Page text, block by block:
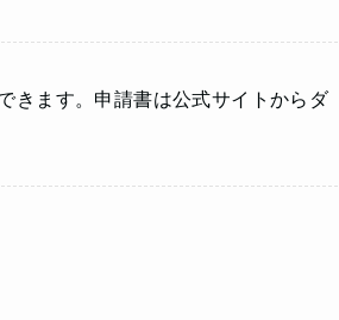
きます。申請書は公式サイトからダ